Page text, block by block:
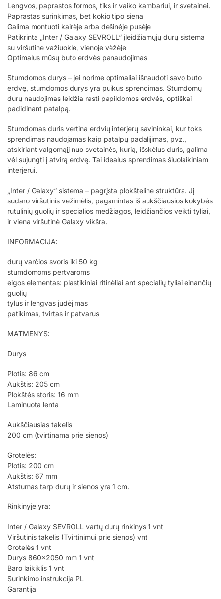
Lengvos, paprastos formos, tiks ir vaiko kambariui, ir svetainei.
Paprastas surinkimas, bet kokio tipo siena
Galima montuoti kairėje arba dešinėje pusėje
Patikrinta „Inter / Galaxy SEVROLL“ įleidžiamųjų durų sistema
su viršutine važiuokle, vienoje vėžėje
Optimalus mūsų buto erdvės panaudojimas
Stumdomos durys – jei norime optimaliai išnaudoti savo buto
erdvę, stumdomos durys yra puikus sprendimas. Stumdomų
durų naudojimas leidžia rasti papildomos erdvės, optiškai
padidinant patalpą.
Stumdomas duris vertina erdvių interjerų savininkai, kur toks
sprendimas naudojamas kaip patalpų padalijimas, pvz.,
atskiriant valgomąjį nuo svetainės, kurią, išskėlus duris, galima
vėl sujungti į atvirą erdvę. Tai idealus sprendimas šiuolaikiniam
interjerui.
„Inter / Galaxy“ sistema – pagrįsta plokšteline struktūra. Jį
sudaro viršutinis vežimėlis, pagamintas iš aukščiausios kokybės
rutulinių guolių ir specialios medžiagos, leidžiančios veikti tyliai,
ir viena viršutinė Galaxy vikšra.
INFORMACIJA:
durų varčios svoris iki 50 kg
stumdomoms pertvaroms
eigos elementas: plastikiniai ritinėliai ant specialių tyliai einančių
guolių
tylus ir lengvas judėjimas
patikimas, tvirtas ir patvarus
MATMENYS:
Durys
Plotis: 86 cm
Aukštis: 205 cm
Plokštės storis: 16 mm
Laminuota lenta
Aukščiausias takelis
200 cm (tvirtinama prie sienos)
Grotelės:
Plotis: 200 cm
Aukštis: 67 mm
Atstumas tarp durų ir sienos yra 1 cm.
Rinkinyje yra:
Inter / Galaxy SEVROLL vartų durų rinkinys 1 vnt
Viršutinis takelis (Tvirtinimui prie sienos) vnt
Grotelės 1 vnt
Durys 860×2050 mm 1 vnt
Baro laikiklis 1 vnt
Surinkimo instrukcija PL
Garantija